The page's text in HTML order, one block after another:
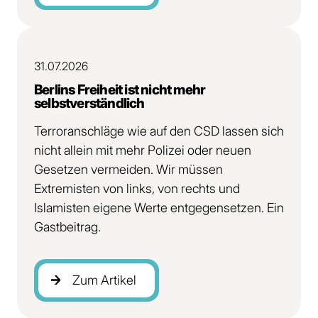
Zum Artikel
31.07.2026
Berlins Freiheit ist nicht mehr
selbstverständlich
Terroranschläge wie auf den CSD lassen sich
nicht allein mit mehr Polizei oder neuen
Gesetzen vermeiden. Wir müssen
Extremisten von links, von rechts und
Islamisten eigene Werte entgegensetzen. Ein
Gastbeitrag.
Zum Artikel
Zum Artikel